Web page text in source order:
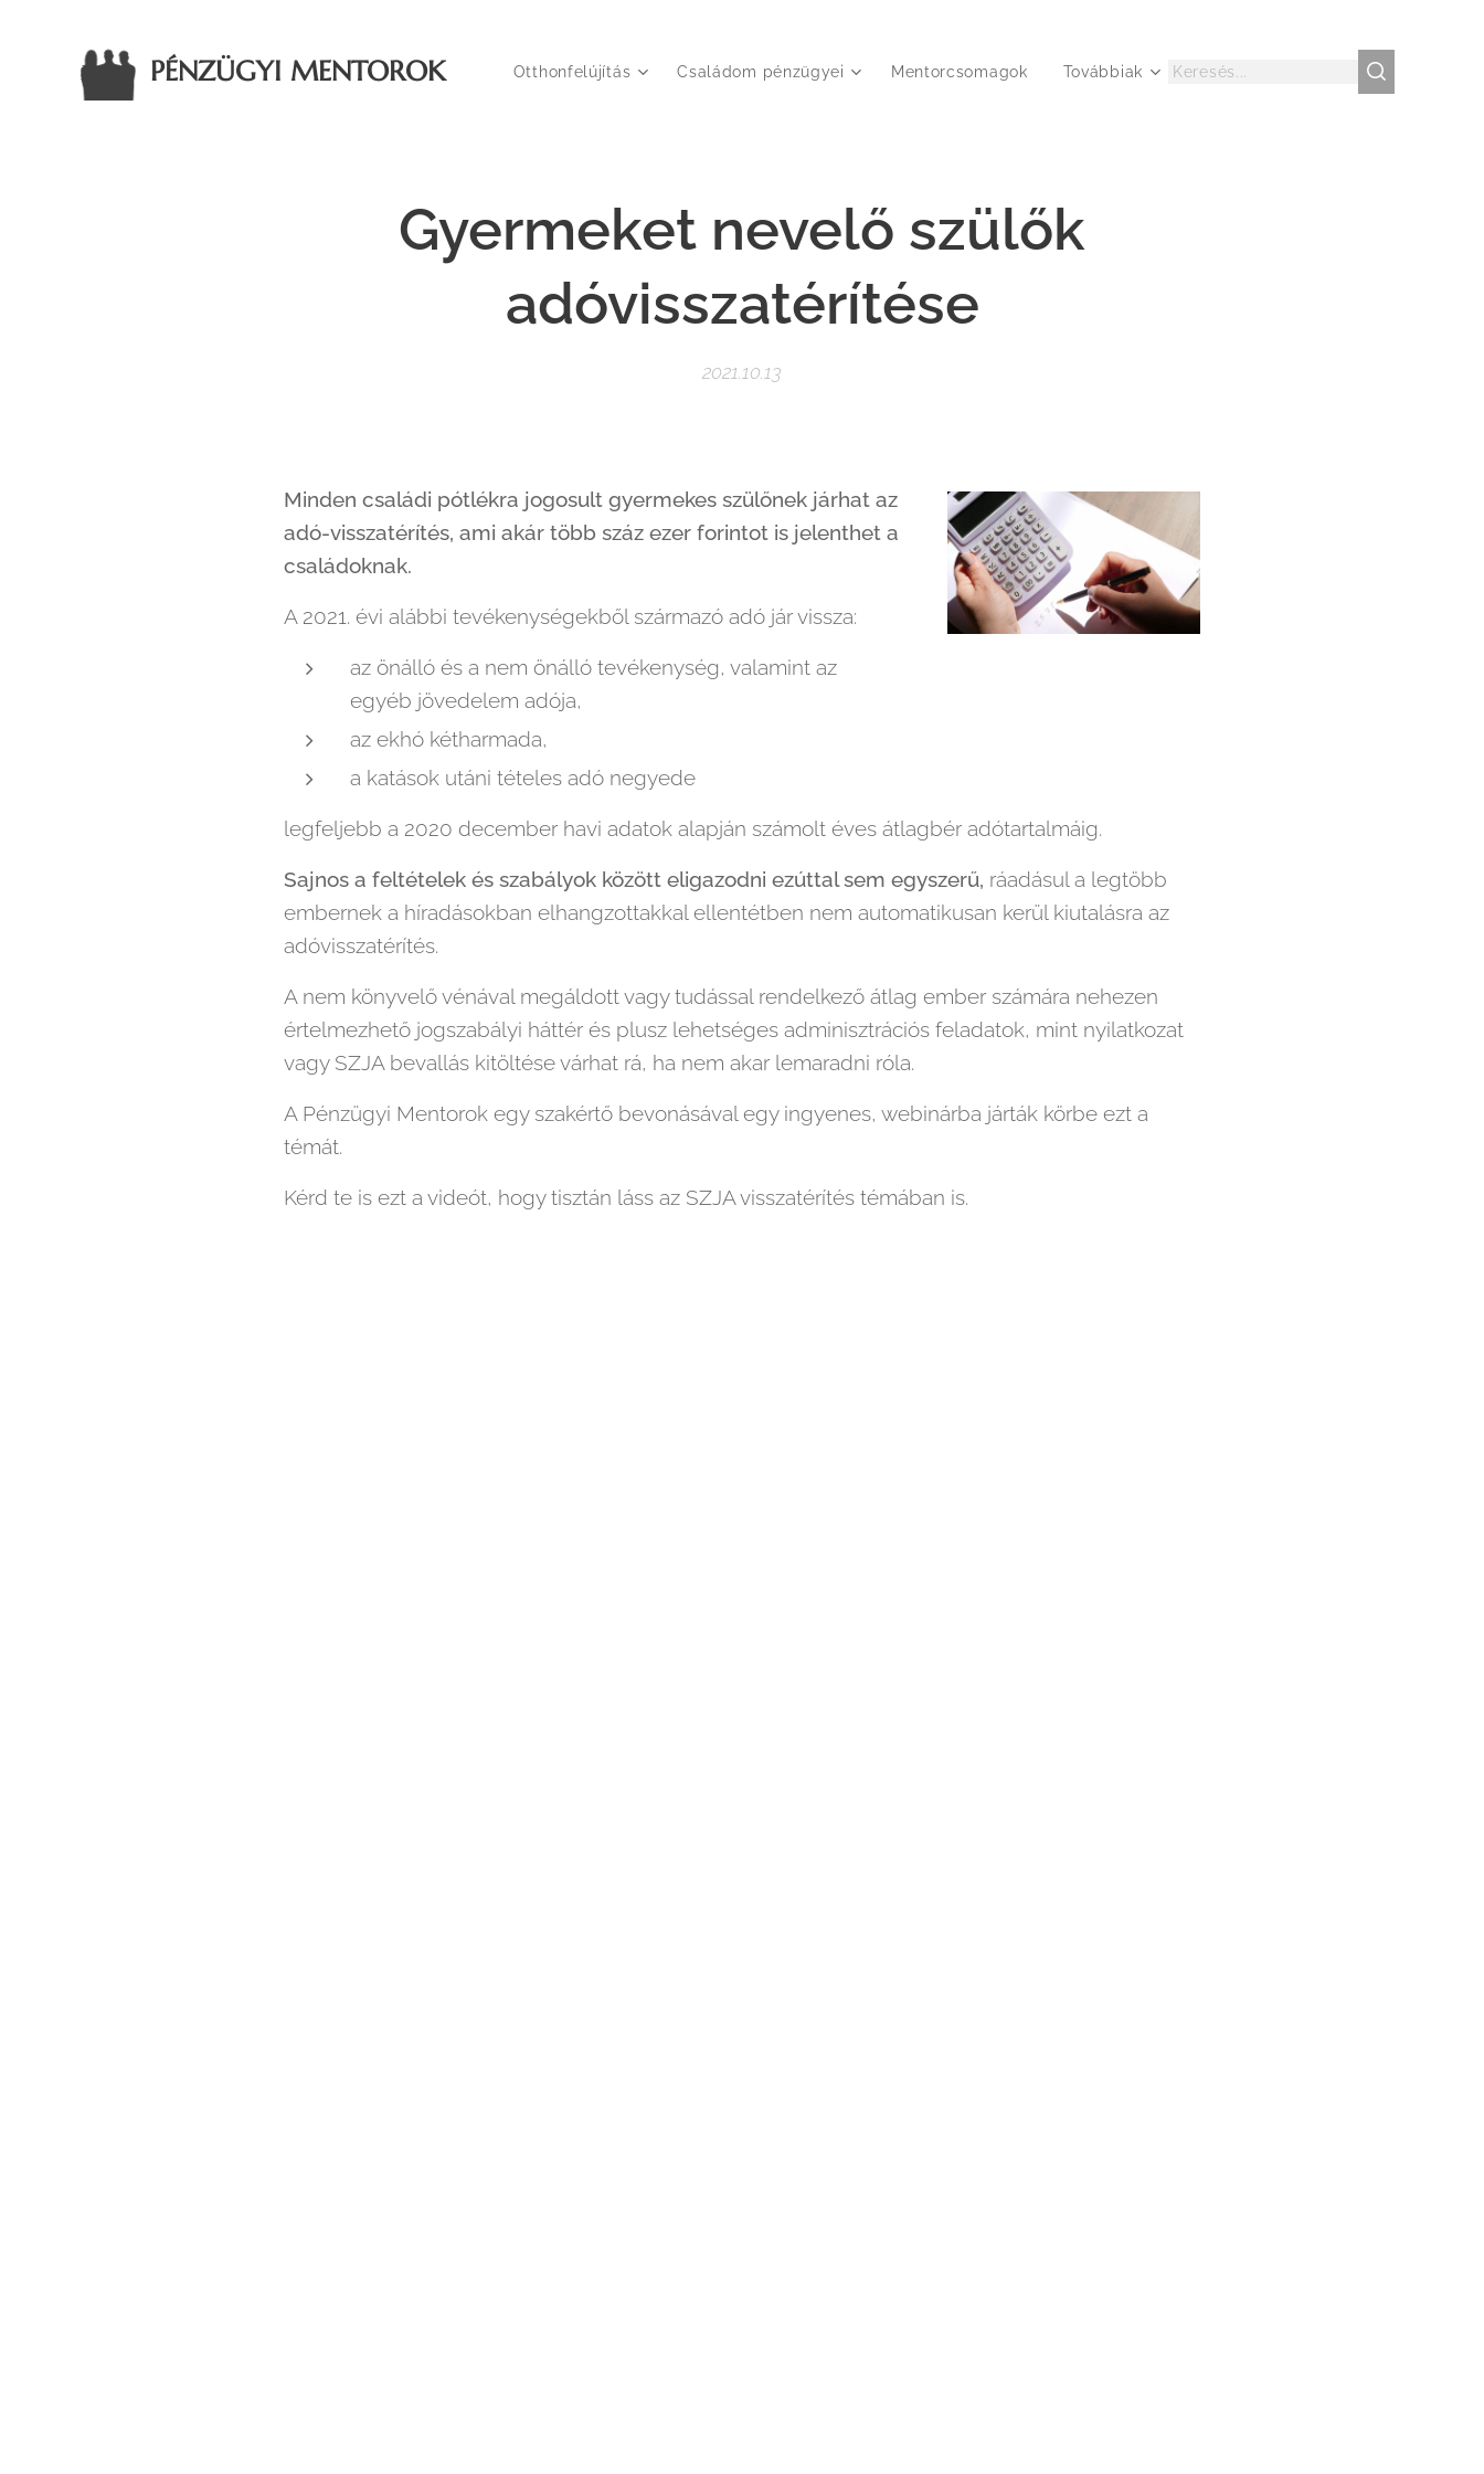
PÉNZÜGYI MENTOROK Otthonfelújítás Családom pénzügyei Mentorcsomagok Továbbiak
Gyermeket nevelő szülők
adóvisszatérítése
2021.10.13
Minden családi pótlékra jogosult gyermekes szülőnek járhat az
adó-visszatérítés, ami akár több száz ezer forintot is jelenthet a
családoknak.
A 2021. évi alábbi tevékenységekből származó adó jár vissza:
az önálló és a nem önálló tevékenység, valamint az
egyéb jövedelem adója,
az ekhó kétharmada,
a katások utáni tételes adó negyede
legfeljebb a 2020 december havi adatok alapján számolt éves átlagbér adótartalmáig.
Sajnos a feltételek és szabályok között eligazodni ezúttal sem egyszerű, ráadásul a legtöbb
embernek a híradásokban elhangzottakkal ellentétben nem automatikusan kerül kiutalásra az
adóvisszatérítés.
A nem könyvelő vénával megáldott vagy tudással rendelkező átlag ember számára nehezen
értelmezhető jogszabályi háttér és plusz lehetséges adminisztrációs feladatok, mint nyilatkozat
vagy SZJA bevallás kitöltése várhat rá, ha nem akar lemaradni róla.
A Pénzügyi Mentorok egy szakértő bevonásával egy ingyenes, webinárba járták körbe ezt a
témát.
Kérd te is ezt a videót, hogy tisztán láss az SZJA visszatérítés témában is.